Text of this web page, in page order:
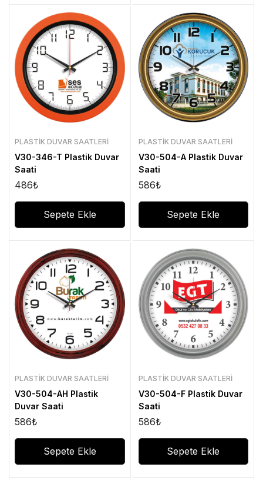
PLASTIK DUVAR SAATLERI
V30-346-T Plastik Duvar
Saati
486₺
Sepete Ekle
PLASTIK DUVAR SAATLERI
V30-504-A Plastik Duvar
Saati
586₺
Sepete Ekle
PLASTIK DUVAR SAATLERI
V30-504-AH Plastik
Duvar Saati
586₺
Sepete Ekle
PLASTIK DUVAR SAATLERI
V30-504-F Plastik Duvar
Saati
586₺
Sepete Ekle